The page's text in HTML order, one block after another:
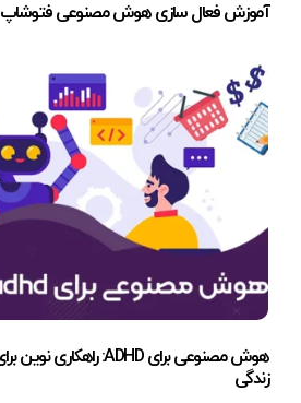
آموزش فعال سازی هوش مصنوعی فتوشاپ
هوش مصنوعی برای ADHD: راهکاری نوین برای مدیریت تمرکز و بهبود
زندگی